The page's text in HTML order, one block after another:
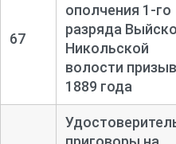
67
ополчения 1-го
разряда
Никольской
волости
1889 года